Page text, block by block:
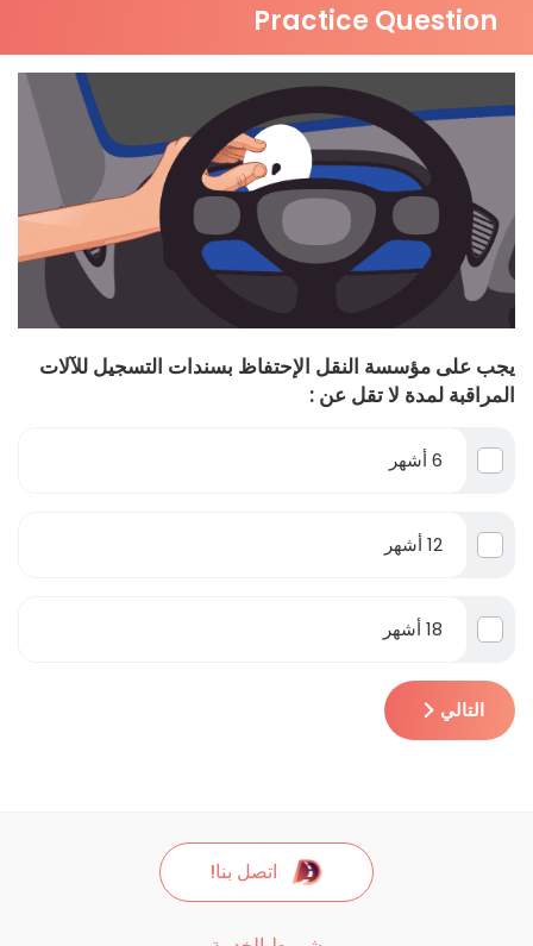
Practice Question
يجب على مؤسسة النقل الإحتفاظ بسندات التسجيل للآلات
المراقبة لمدة لا تقل عن :
6 أشهر
12 أشهر
18 أشهر
التالي
اتصل بنا!